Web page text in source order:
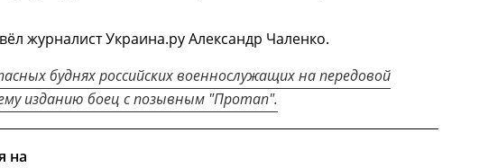
журналист Украина.ру Александр Чаленко.
буднях российских военнослужащих на передовой
изданию боец с позывным "Протап".
на